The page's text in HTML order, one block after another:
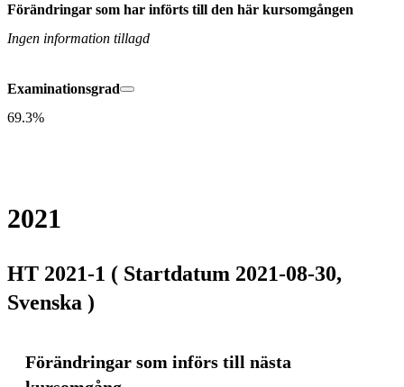
Förändringar som har införts till den här kursomgången
Ingen information tillagd
Examinationsgrad
69.3%
2021
HT 2021-1 ( Startdatum 2021-08-30,
Svenska )
Förändringar som införs till nästa